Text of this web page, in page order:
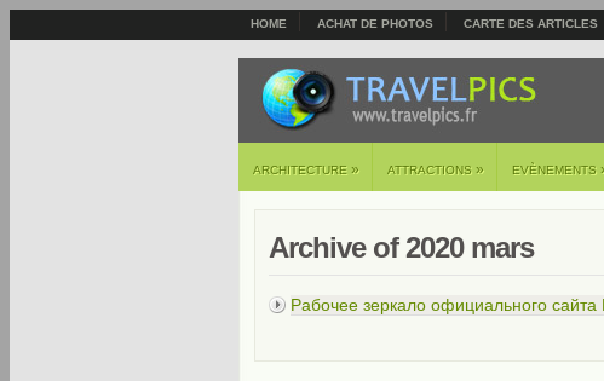
HOME ACHAT DE PHOTOS CARTE DES ARTICLES
ARCHITECTURE » ATTRACTIONS » EVÈNEMENTS
Archive of 2020 mars
Рабочее зеркало официального сайта